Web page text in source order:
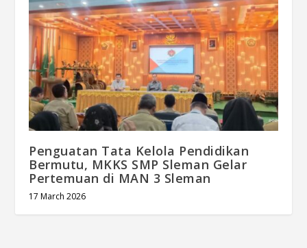
Penguatan Tata Kelola Pendidikan
Bermutu, MKKS SMP Sleman Gelar
Pertemuan di MAN 3 Sleman
17 March 2026